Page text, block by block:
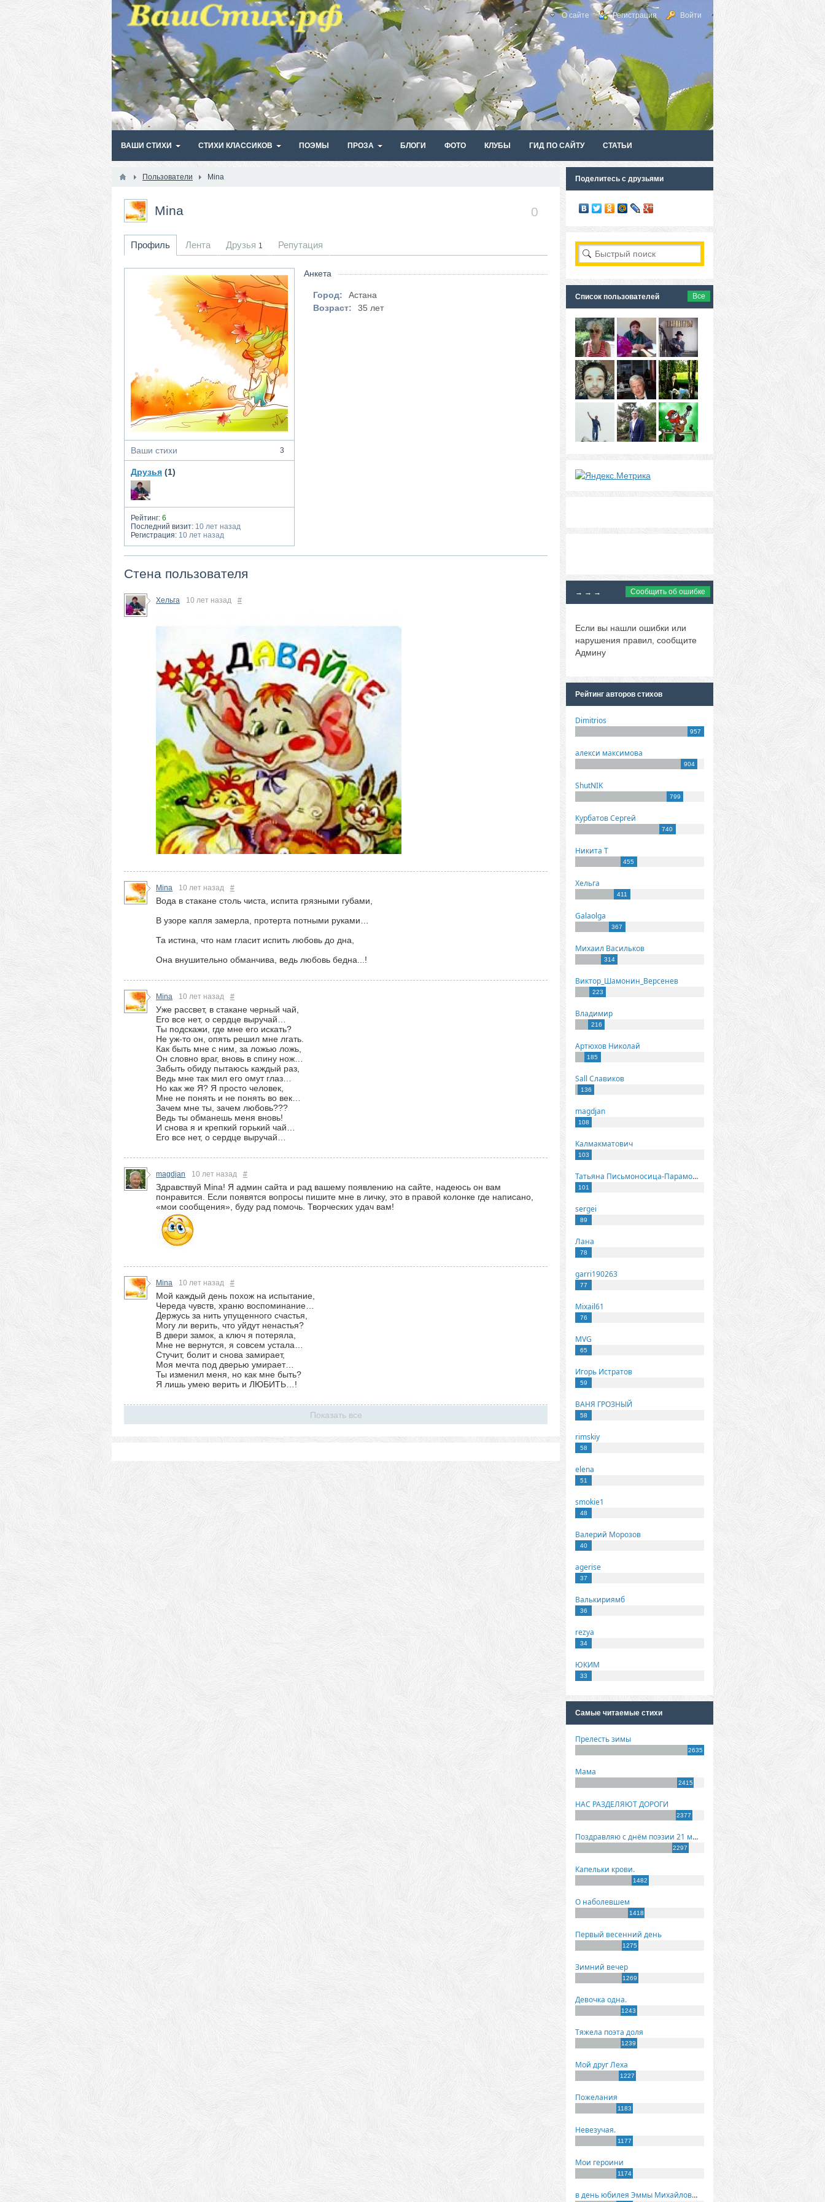
О сайте Регистрация Войти
ВАШИ СТИХИ СТИХИ КЛАССИКОВ ПОЭМЫ ПРОЗА БЛОГИ ФОТО КЛУБЫ ГИД ПО САЙТУ СТАТЬИ
Пользователи Mina
0
Mina
Профиль Лента Друзья 1 Репутация
Ваши стихи 3
Друзья (1)
Рейтинг: 6
Последний визит: 10 лет назад
Регистрация: 10 лет назад
Анкета
Город:
Астана
Возраст:
35 лет
Стена пользователя
Хельга 10 лет назад #
Mina 10 лет назад #
Вода в стакане столь чиста, испита грязными губами,
В узоре капля замерла, протерта потными руками…
Та истина, что нам гласит испить любовь до дна,
Она внушительно обманчива, ведь любовь бедна...!
Mina 10 лет назад #
Уже рассвет, в стакане черный чай,
Его все нет, о сердце выручай…
Ты подскажи, где мне его искать?
Не уж-то он, опять решил мне лгать.
Как быть мне с ним, за ложью ложь,
Он словно враг, вновь в спину нож…
Забыть обиду пытаюсь каждый раз,
Ведь мне так мил его омут глаз…
Но как же Я? Я просто человек,
Мне не понять и не понять во век…
Зачем мне ты, зачем любовь???
Ведь ты обманешь меня вновь!
И снова я и крепкий горький чай…
Его все нет, о сердце выручай…
magdjan 10 лет назад #
Здравствуй Mina! Я админ сайта и рад вашему появлению на сайте, надеюсь он вам
понравится. Если появятся вопросы пишите мне в личку, это в правой колонке где написано,
«мои сообщения», буду рад помочь. Творческих удач вам!
Mina 10 лет назад #
Мой каждый день похож на испытание,
Череда чувств, храню воспоминание…
Держусь за нить упущенного счастья,
Могу ли верить, что уйдут ненастья?
В двери замок, а ключ я потеряла,
Мне не вернутся, я совсем устала…
Стучит, болит и снова замирает,
Моя мечта под дверью умирает…
Ты изменил меня, но как мне быть?
Я лишь умею верить и ЛЮБИТЬ…!
Показать все
Поделитесь с друзьями
Список пользователей Все
→ → → Сообщить об ошибке
Если вы нашли ошибки или
нарушения правил, сообщите
Админу
Рейтинг авторов стихов
Dimitrios
957
алекси максимова
904
ShutNIK
799
Курбатов Сергей
740
Никита Т
455
Хельга
411
Galaolga
367
Михаил Васильков
314
Виктор_Шамонин_Версенев
223
Владимир
216
Артюхов Николай
185
Sall Славиков
136
magdjan
108
Калмакматович
103
Татьяна Письмоносица-Парамонова
101
sergei
89
Лана
78
garri190263
77
Mixail61
76
MVG
65
Игорь Истратов
59
ВАНЯ ГРОЗНЫЙ
58
rimskiy
58
elena
51
smokie1
48
Валерий Морозов
40
agerise
37
Валькириямб
36
rezya
34
ЮКИМ
33
Самые читаемые стихи
Прелесть зимы
2635
Мама
2415
НАС РАЗДЕЛЯЮТ ДОРОГИ
2377
Поздравляю с днём поэзии 21 марта!
2297
Капельки крови.
1482
О наболевшем
1418
Первый весенний день
1275
Зимний вечер
1269
Девочка одна.
1243
Тяжела поэта доля
1239
Мой друг Леха
1227
Пожелания
1183
Невезучая.
1177
Мои героини
1174
в день юбилея Эммы Михайловны Киселевой